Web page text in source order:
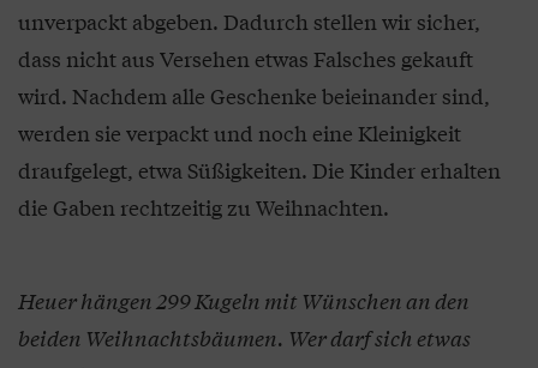
unverpackt abgeben. Dadurch stellen wir sicher,
dass nicht aus Versehen etwas Falsches gekauft
wird. Nachdem alle Geschenke beieinander sind,
werden sie verpackt und noch eine Kleinigkeit
draufgelegt, etwa Süßigkeiten. Die Kinder erhalten
die Gaben rechtzeitig zu Weihnachten.
Heuer hängen 299 Kugeln mit Wünschen an den
beiden Weihnachtsbäumen. Wer darf sich etwas